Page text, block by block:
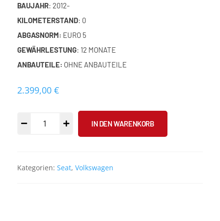
BAUJAHR: 2012-
KILOMETERSTAND: 0
ABGASNORM: EURO 5
GEWÄHRLESTUNG: 12 MONATE
ANBAUTEILE: OHNE ANBAUTEILE
2.399,00 €
IN DEN WARENKORB
Kategorien: Seat, Volkswagen